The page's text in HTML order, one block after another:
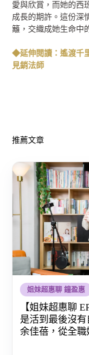
愛與欣賞，而她的西
成長的期許。這份深
籬，交織成她生命中
◆延伸閱讀：遙渡千
見銷法師
推薦文章
姐妹超惠聊 鐘盈惠
【姐妹超惠聊
是活到最後沒
余佳蓓，從全